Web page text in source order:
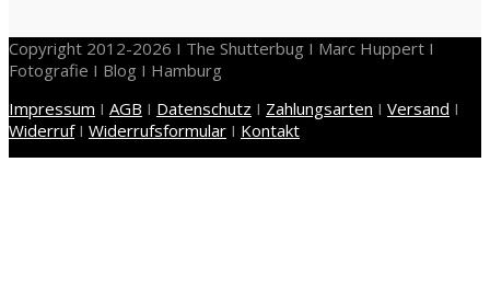
Copyright 2012-2026 I The Shutterbug I Marc Huppert I
Fotografie I Blog I Hamburg
Impressum I AGB I Datenschutz I Zahlungsarten I Versand I
WiderrufI Widerrufsformular I Kontakt